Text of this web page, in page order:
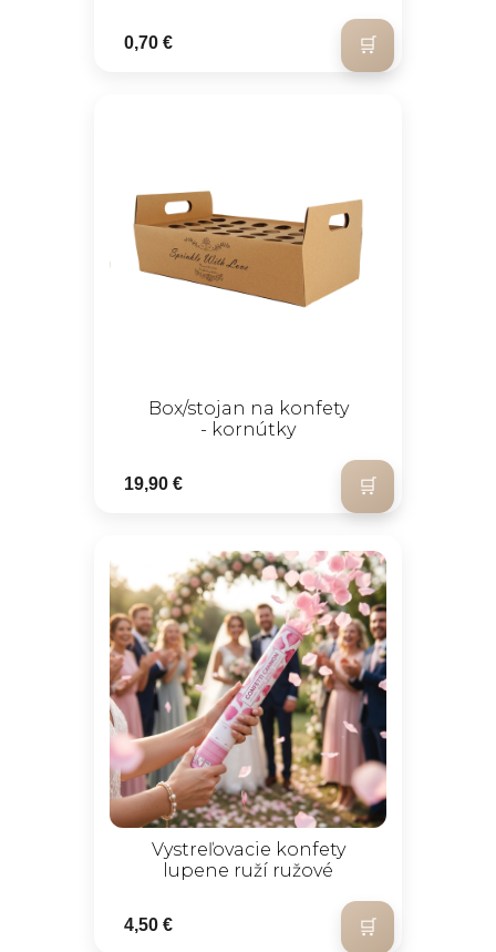
0,70 €
Box/stojan na konfety
- kornútky
19,90 €
Vystreľovacie konfety
lupene ruží ružové
4,50 €